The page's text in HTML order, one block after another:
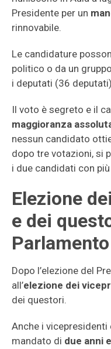
Presidente per un
rinnovabile.
Le candidature
politico o da un
i deputati (36
Il voto è segreto e il
maggioranza
nessun candidato
dopo tre votazioni, si
i due candidati con
Elezione
e dei
Parlamento
Dopo l’elezione del
all’elezione dei
dei questori.
Anche i
mandato di due anni